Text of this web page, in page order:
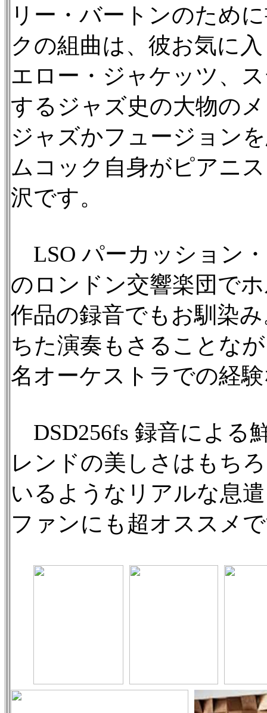
リー・バートンのため
クの組曲は、彼お気に
エロー・ジャケッツ、
するジャズ史の大物の
ジャズかフュージョン
ムコック自身がピアニ
沢です。
LSO パーカッション
のロンドン交響楽団で
作品の録音でもお馴染
ちた演奏もさることな
名オーケストラでの経
DSD256fs 録音による
レンドの美しさはもち
いるようなリアルな息
ファンにも超オススメ